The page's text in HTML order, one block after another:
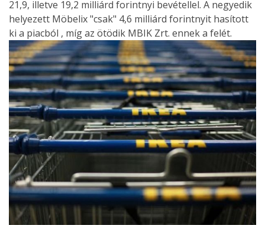
21,9, illetve 19,2 milliárd forintnyi bevétellel. A negyedik
helyezett Möbelix "csak" 4,6 milliárd forintnyit hasított
ki a piacból , míg az ötödik MBIK Zrt. ennek a felét.